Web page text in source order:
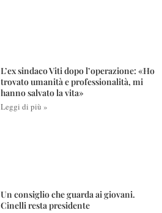
L’ex sindaco Viti dopo l’operazione: «Ho
trovato umanità e professionalità, mi
hanno salvato la vita»
Leggi di più »
Un consiglio che guarda ai giovani.
Cinelli resta presidente